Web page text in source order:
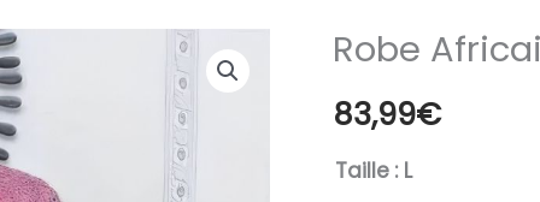
Robe
83,99€
Taille : L